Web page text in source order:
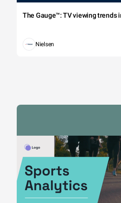
The Gauge™: TV viewing trends
Nielsen